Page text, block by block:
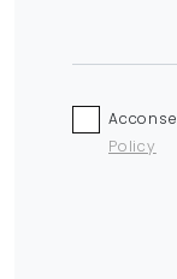
Policy